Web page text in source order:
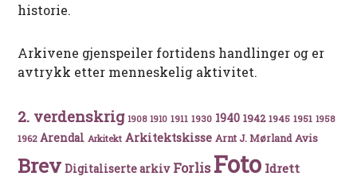
historie.
Arkivene gjenspeiler fortidens handlinger og er
avtrykk etter menneskelig aktivitet.
2. verdenskrig 1908 1910 1911 1930 1940 1942 1945 1951 1958
1962 Arendal Arkitekt Arkitektskisse Arnt J. Mørland Avis
Brev Digitaliserte arkiv Forlis Foto Idrett